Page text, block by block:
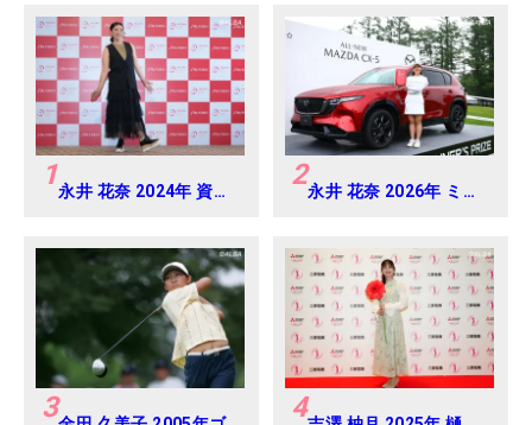
1永井 花奈 2024年 資生
2永井 花奈 2026年 ミネ
Round4
3 4